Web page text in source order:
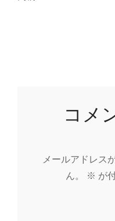
コメ
メールアドレス
ん。
※ が